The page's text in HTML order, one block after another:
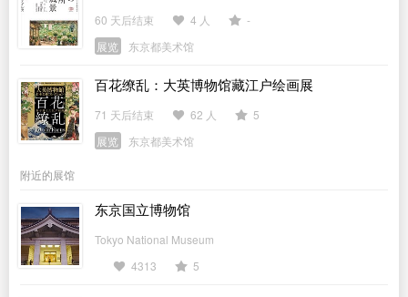
60 天后结束 4 人
-
展览
东京都美术馆
百花缭乱：大英博物馆藏江户绘画展
71 天后结束 62 人
5
展览
东京都美术馆
附近的展馆
东京国立博物馆
Tokyo National Museum
4313
5